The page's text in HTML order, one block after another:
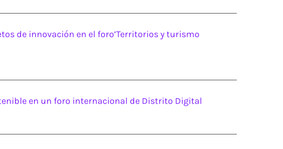
de innovación en el foro’Territorios y turismo
en un foro internacional de Distrito Digital